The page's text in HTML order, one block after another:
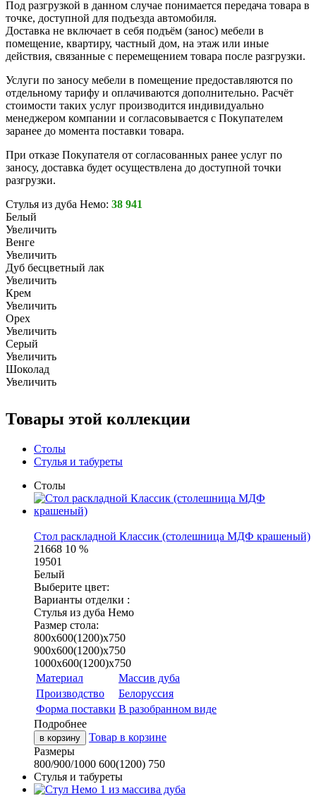
Под разгрузкой в данном случае понимается передача товара в
точке, доступной для подъезда автомобиля.
Доставка не включает в себя подъём (занос) мебели в
помещение, квартиру, частный дом, на этаж или иные
действия, связанные с перемещением товара после разгрузки.
Услуги по заносу мебели в помещение предоставляются по
отдельному тарифу и оплачиваются дополнительно. Расчёт
стоимости таких услуг производится индивидуально
менеджером компании и согласовывается с Покупателем
заранее до момента поставки товара.
При отказе Покупателя от согласованных ранее услуг по
заносу, доставка будет осуществлена до доступной точки
разгрузки.
Стулья из дуба Немо: 38 941
Белый
Увеличить
Венге
Увеличить
Дуб бесцветный лак
Увеличить
Крем
Увеличить
Орех
Увеличить
Серый
Увеличить
Шоколад
Увеличить
Товары этой коллекции
Столы
Стулья и табуреты
Столы
Стол раскладной Классик (столешница МДФ крашеный)
21668 10 %
19501
Белый
Выберите цвет:
Варианты отделки :
Стулья из дуба Немо
Размер стола:
800х600(1200)х750
900х600(1200)х750
1000х600(1200)х750
Материал
Массив дуба
Производство
Белоруссия
Форма поставки В разобранном виде
Подробнее
в корзину
Товар в корзине
Размеры
800/900/1000 600(1200) 750
Стулья и табуреты